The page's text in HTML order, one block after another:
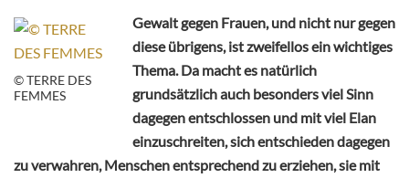
© TERRE DES
FEMMES
Gewalt gegen Frauen, und nicht nur gegen
diese übrigens, ist zweifellos ein wichtiges
Thema. Da macht es natürlich
grundsätzlich auch besonders viel Sinn
dagegen entschlossen und mit viel Elan
einzuschreiten, sich entschieden dagegen
zu verwahren, Menschen entsprechend zu erziehen, sie mit